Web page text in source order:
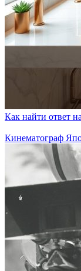
Как найти ответ
Кинематограф